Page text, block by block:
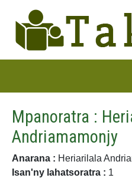
Mpanoratra :
Andriamamonjy
Anarana : Heriarilala
Isan'ny lahatsoratra : 1